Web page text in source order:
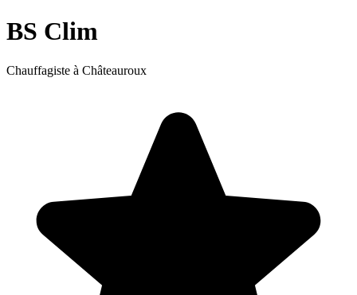
BS Clim
Chauffagiste à Châteauroux